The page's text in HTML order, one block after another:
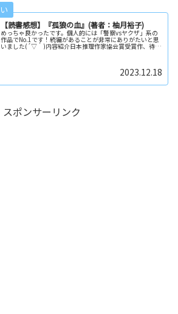
【読書感想】『孤狼の血』(著者：柚月裕子)
めっちゃ良かったです。個人的には「警察vsヤクザ」系の
作品でNo.1です！続編があることが非常にありがたいと思
いました(´▽｀)内容紹介日本推理作家協会賞受賞作、待望
2023.12.18
スポンサーリンク